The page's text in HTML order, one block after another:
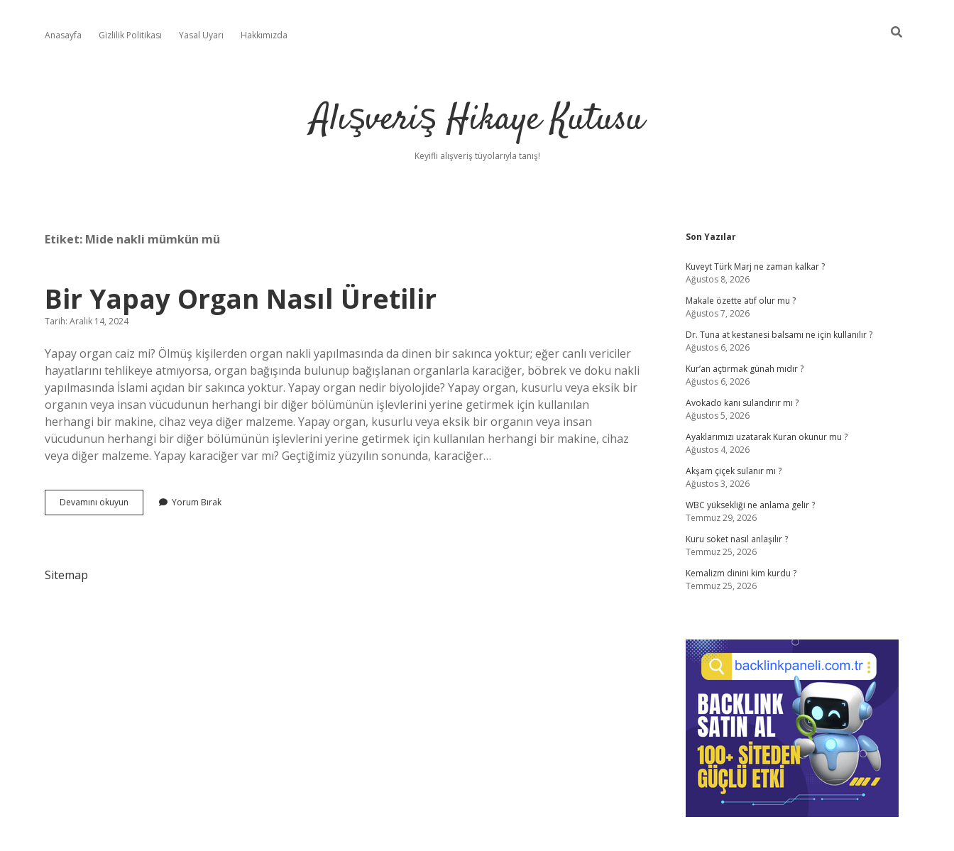
Anasayfa Gizlilik Politikası Yasal Uyarı Hakkımızda
Alışveriş Hikaye Kutusu
Keyifli alışveriş tüyolarıyla tanış!
Etiket: Mide nakli mümkün mü
Bir Yapay Organ Nasıl Üretilir
Tarih: Aralık 14, 2024
Yapay organ caiz mi? Ölmüş kişilerden organ nakli yapılmasında da dinen bir sakınca yoktur; eğer canlı vericiler
hayatlarını tehlikeye atmıyorsa, organ bağışında bulunup bağışlanan organlarla karaciğer, böbrek ve doku nakli
yapılmasında İslami açıdan bir sakınca yoktur. Yapay organ nedir biyolojide? Yapay organ, kusurlu veya eksik bir
organın veya insan vücudunun herhangi bir diğer bölümünün işlevlerini yerine getirmek için kullanılan
herhangi bir makine, cihaz veya diğer malzeme. Yapay organ, kusurlu veya eksik bir organın veya insan
vücudunun herhangi bir diğer bölümünün işlevlerini yerine getirmek için kullanılan herhangi bir makine, cihaz
veya diğer malzeme. Yapay karaciğer var mı? Geçtiğimiz yüzyılın sonunda, karaciğer…
Devamını okuyun
Yapay
Yorum Bırak
Sitemap
Sidebar
Son Yazılar
Kuveyt Türk Marj ne zaman kalkar ?
Ağustos 8, 2026
Makale özette atıf olur mu ?
Ağustos 7, 2026
Dr. Tuna at kestanesi balsamı ne için kullanılır ?
Ağustos 6, 2026
Kur’an açtırmak günah mıdır ?
Ağustos 6, 2026
Avokado kanı sulandırır mı ?
Ağustos 5, 2026
Ayaklarımızı uzatarak Kuran okunur mu ?
Ağustos 4, 2026
Akşam çiçek sulanır mı ?
Ağustos 3, 2026
WBC yüksekliği ne anlama gelir ?
Temmuz 29, 2026
Kuru soket nasıl anlaşılır ?
Temmuz 25, 2026
Kemalizm dinini kim kurdu ?
Temmuz 25, 2026